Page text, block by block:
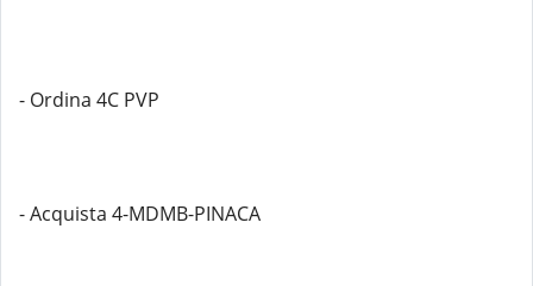
- Ordina 4C PVP
- Acquista 4-MDMB-PINACA